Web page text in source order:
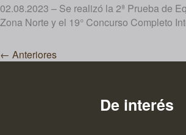
02.08.2023 – Se realizó la 2ª Prueba de
Zona Norte y el 19° Concurso Completo
de
← Anteriores
De interés